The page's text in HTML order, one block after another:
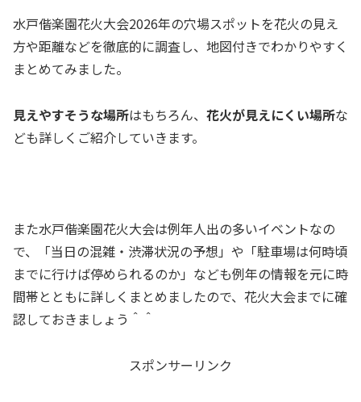
水戸偕楽園花火大会2026年の穴場スポットを花火の見え
方や距離などを徹底的に調査し、地図付きでわかりやすく
まとめてみました。
見えやすそうな場所はもちろん、 花火が見えにくい場所な
ども詳しくご紹介していきます。
また水戸偕楽園花火大会は例年人出の多いイベントなの
で、「当日の混雑・渋滞状況の予想」や「駐車場は何時頃
までに行けば停められるのか」なども例年の情報を元に時
間帯とともに詳しくまとめましたので、花火大会までに確
認しておきましょう＾＾
スポンサーリンク